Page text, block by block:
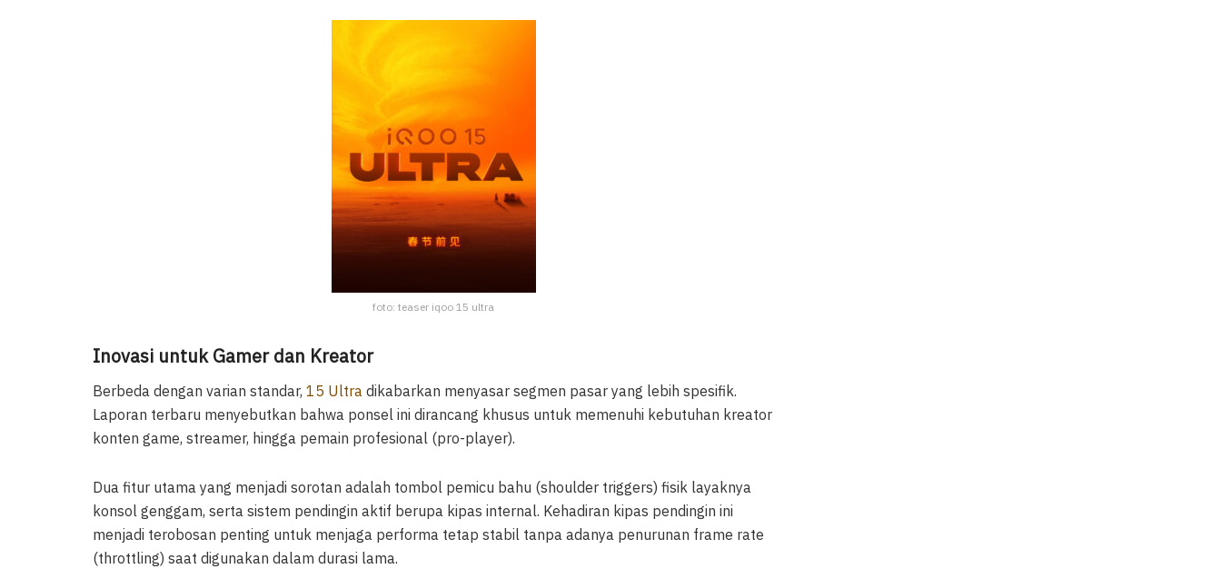
foto: teaser iqoo 15 ultra
Inovasi untuk Gamer dan Kreator
Berbeda dengan varian standar, 15 Ultra dikabarkan menyasar segmen pasar yang lebih spesifik.
Laporan terbaru menyebutkan bahwa ponsel ini dirancang khusus untuk memenuhi kebutuhan kreator
konten game, streamer, hingga pemain profesional (pro-player).
Dua fitur utama yang menjadi sorotan adalah tombol pemicu bahu (shoulder triggers) fisik layaknya
konsol genggam, serta sistem pendingin aktif berupa kipas internal. Kehadiran kipas pendingin ini
menjadi terobosan penting untuk menjaga performa tetap stabil tanpa adanya penurunan frame rate
(throttling) saat digunakan dalam durasi lama.